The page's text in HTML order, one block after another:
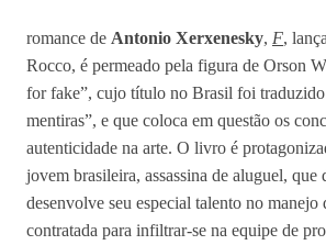
romance de Antonio Xerxenesky, F,
Rocco, é permeado pela figura de Orson
for fake”, cujo título no Brasil foi traduzido
mentiras”, e que coloca em questão os
autenticidade na arte. O livro é
jovem brasileira, assassina de aluguel, que
desenvolve seu especial talento no manejo
contratada para infiltrar-se na equipe de